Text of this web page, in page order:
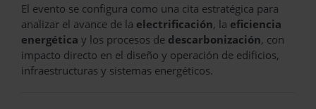
El evento se configura como una cita estratégica para
analizar el avance de la electrificación, la eficiencia
energética y los procesos de descarbonización, con
impacto directo en el diseño y operación de edificios,
infraestructuras y sistemas energéticos.